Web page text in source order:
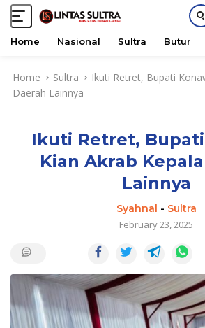
Home Nasional Sultra Butur
Home Sultra
Ikuti Retret, Bupati
Daerah Lainnya
Ikuti Retret,
Kian Akrab
Lainnya
Syahnal - Sultra
February 23, 2025